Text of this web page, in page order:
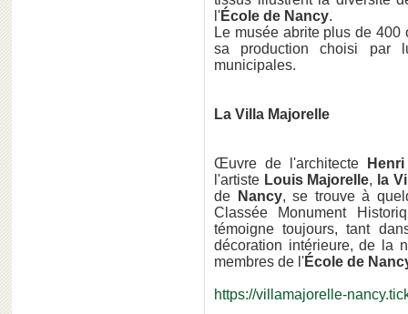
l'École de Nancy.
Le musée abrite plus de
sa production choisi par
municipales.
La Villa Majorelle
Œuvre de l'architecte
l'artiste Louis Majorelle, la
de
Nancy, se trouve à
Classée Monument
témoigne toujours, tant
décoration intérieure, de la
membres de l'École de
https://villamajorelle-